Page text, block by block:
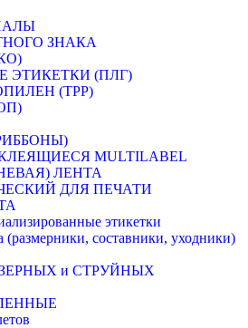
ЗНАКА
ЭТИКЕТКИ (ПЛГ)
(TPP)
MULTILABEL
ЛЕНТА
ДЛЯ ПЕЧАТИ
этикетки
(размерники, составники, уходники)
и СТРУЙНЫХ